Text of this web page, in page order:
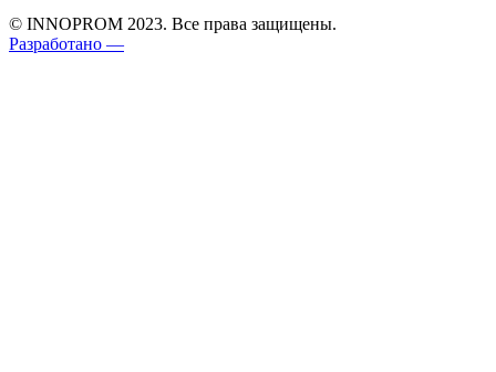
© INNOPROM 2023. Все права защищены.
Разработано —